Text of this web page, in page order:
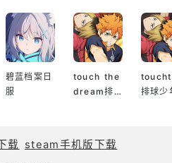
除、动作生存、猫咪
收集和剧情冒险等内
容，玩家需要使用被
的猫咪，并与不断出
现的敌人战斗。游戏
道具，目前已经登陆A
碧蓝档案日
服
touch the
dream排
排球少
载 steam手机版下载